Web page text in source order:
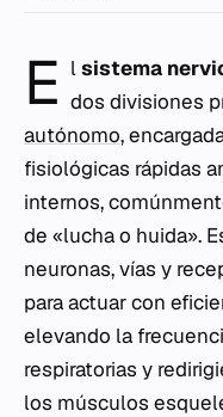
E lsistema
dos divisiones
autónomo,
fisiológicas rápidas
internos,
de «lucha o huida».
neuronas, vías y
para actuar con
elevando la
respiratorias y
los músculos